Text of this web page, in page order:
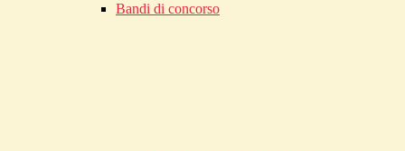
Bandi di concorso